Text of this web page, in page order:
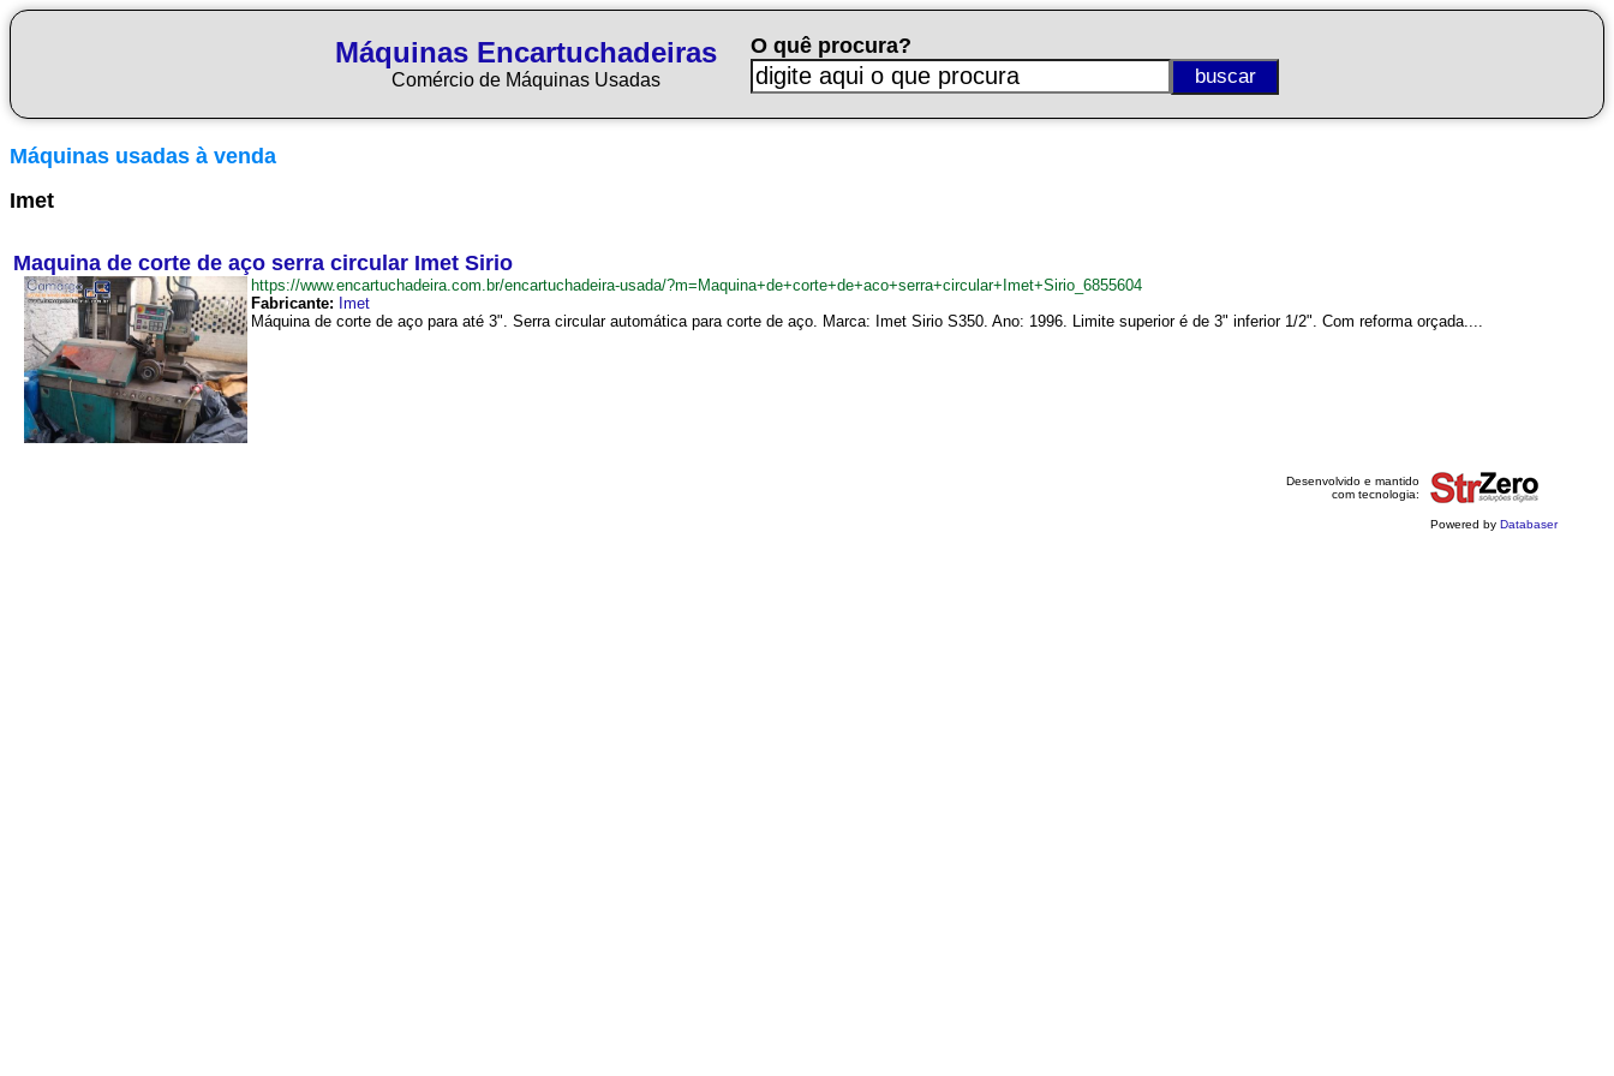
Máquinas Encartuchadeiras
Comércio de Máquinas Usadas
O quê procura?
Máquinas usadas à venda
Imet
Maquina de corte de aço serra circular Imet Sirio
https://www.encartuchadeira.com.br/encartuchadeira-usada/?m=Maquina+de+corte+de+aco+serra+circular+Imet+Sirio_6855604
Fabricante: Imet
Máquina de corte de aço para até 3". Serra circular automática para corte de aço. Marca: Imet Sirio S350. Ano: 1996. Limite superior é de 3" inferior 1/2". Com reforma orçada....
Desenvolvido e mantido
com tecnologia:
Powered by Databaser